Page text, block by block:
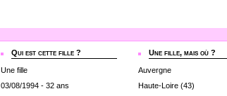
Qui est cette fille ?
Une fille
03/08/1994 - 32 ans
Une fille, mais où ?
Auvergne
Haute-Loire (43)